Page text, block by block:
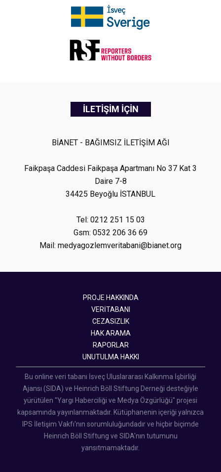
İLETİŞİM İÇİN
BİANET - BAĞIMSIZ İLETİŞİM AĞI
Faikpaşa Caddesi Faikpaşa Apartmanı No 37 Kat 3
Daire 7-8
34425 Beyoğlu İSTANBUL
Tel: 0212 251 15 03
Gsm: 0532 206 36 69
Mail: medyagozlemveritabani@bianet.org
PROJE HAKKINDA
VERİTABANI
CEZASIZLIK
HAK ARAMA
RAPORLAR
UNUTULMA HAKKI
Bu online veri tabanı İsveç Uluslararası Kalkınma İşbirliği
Ajansı (SIDA) ve Heinrich Böll Stiftung Derneği desteğiyle
yürütülen "Yargı Haberciliği ve Medya Özgürlüğü" projesi
kapsamında yayınlanmaktadır. Kütüphanenin içeriği yalnızca
IPS İletişim Vakfı'nın sorumluluğundadır ve hiçbir biçimde
Heinrich Böll Stiftung ve SIDA'nın tutumunu
yansıtmamaktadır.